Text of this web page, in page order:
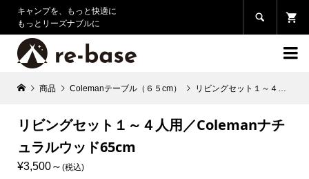
キャンプを、もっと快適に
もっとリーズナブルに


商品 Colemanテーブル（６５cm） リビングセット１～４人用／Colemanナチュラルウッド65cm
リビングセット１～４人用／Colemanナチ
ュラルウッド65cm
¥3,500 (税込)